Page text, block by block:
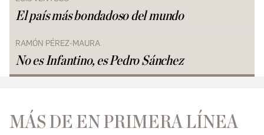
El país más bondadoso del mundo
RAMÓN PÉREZ-MAURA
No es Infantino, es Pedro Sánchez
MÁS DE EN PRIMERA LÍNEA